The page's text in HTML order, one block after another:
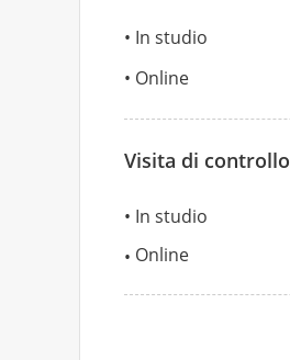
In studio
Online
Visita di controllo
In studio
Online